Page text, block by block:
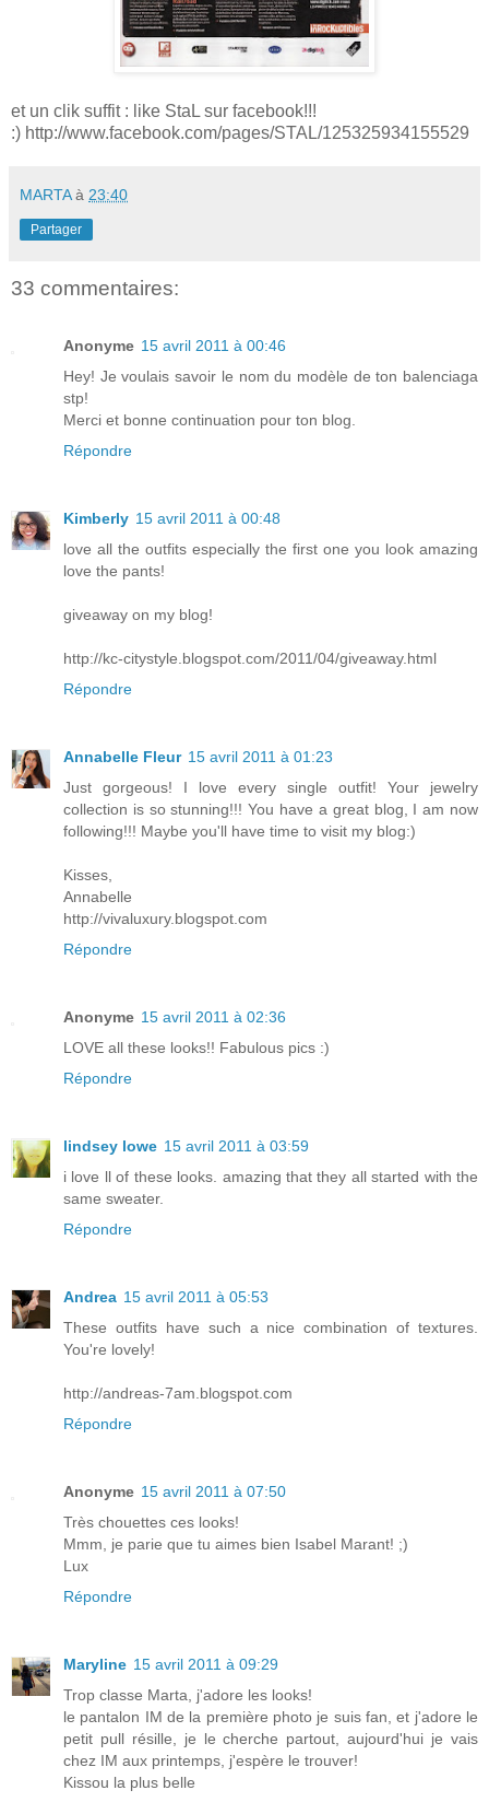
et un clik suffit : like StaL sur facebook!!!
:) http://www.facebook.com/pages/STAL/125325934155529
MARTA à 23:40
Partager
33 commentaires:
Anonyme 15 avril 2011 à 00:46
Hey! Je voulais savoir le nom du modèle de ton balenciaga
stp!
Merci et bonne continuation pour ton blog.
Répondre
Kimberly 15 avril 2011 à 00:48
love all the outfits especially the first one you look amazing
love the pants!
giveaway on my blog!
http://kc-citystyle.blogspot.com/2011/04/giveaway.html
Répondre
Annabelle Fleur 15 avril 2011 à 01:23
Just gorgeous! I love every single outfit! Your jewelry
collection is so stunning!!! You have a great blog, I am now
following!!! Maybe you'll have time to visit my blog:)
Kisses,
Annabelle
http://vivaluxury.blogspot.com
Répondre
Anonyme 15 avril 2011 à 02:36
LOVE all these looks!! Fabulous pics :)
Répondre
lindsey lowe 15 avril 2011 à 03:59
i love ll of these looks. amazing that they all started with the
same sweater.
Répondre
Andrea 15 avril 2011 à 05:53
These outfits have such a nice combination of textures.
You're lovely!
http://andreas-7am.blogspot.com
Répondre
Anonyme 15 avril 2011 à 07:50
Très chouettes ces looks!
Mmm, je parie que tu aimes bien Isabel Marant! ;)
Lux
Répondre
Maryline 15 avril 2011 à 09:29
Trop classe Marta, j'adore les looks!
le pantalon IM de la première photo je suis fan, et j'adore le
petit pull résille, je le cherche partout, aujourd'hui je vais
chez IM aux printemps, j'espère le trouver!
Kissou la plus belle